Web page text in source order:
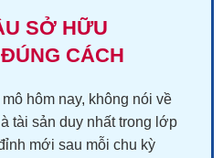
SỞ HỮU
CÁCH
hôm nay, không nói về
tài sản duy nhất trong lớp
mới sau mỗi chu kỳ